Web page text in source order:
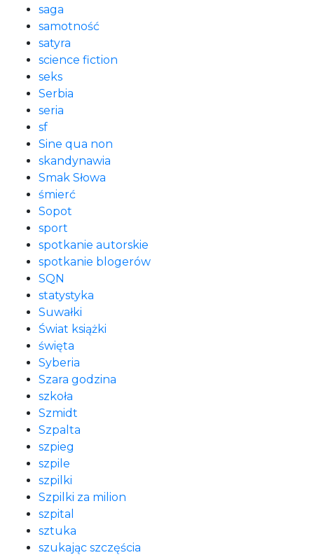
saga
samotność
satyra
science fiction
seks
Serbia
seria
sf
Sine qua non
skandynawia
Smak Słowa
śmierć
Sopot
sport
spotkanie autorskie
spotkanie blogerów
SQN
statystyka
Suwałki
Świat książki
święta
Syberia
Szara godzina
szkoła
Szmidt
Szpalta
szpieg
szpile
szpilki
Szpilki za milion
szpital
sztuka
szukając szczęścia